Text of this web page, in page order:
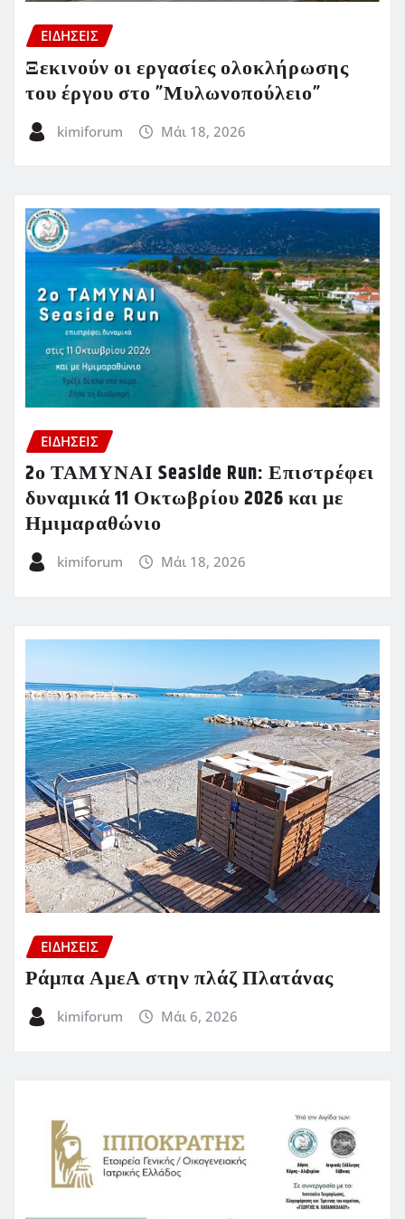
ΕΙΔΗΣΕΙΣ
Ξεκινούν οι εργασίες ολοκλήρωσης
του έργου στο ”Μυλωνοπούλειο”
kimiforum Μάι 18, 2026
ΕΙΔΗΣΕΙΣ
2ο ΤΑΜΥΝΑΙ Seaside Run: Επιστρέφει
δυναμικά 11 Οκτωβρίου 2026 και με
Ημιμαραθώνιο
kimiforum Μάι 18, 2026
ΕΙΔΗΣΕΙΣ
Ράμπα ΑμεΑ στην πλάζ Πλατάνας
kimiforum Μάι 6, 2026